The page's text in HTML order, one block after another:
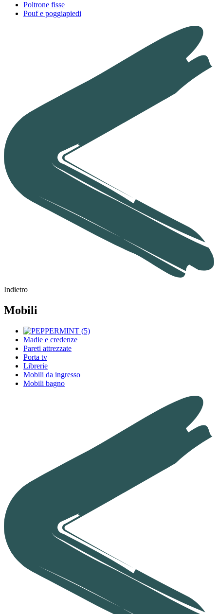
Poltrone fisse
Pouf e poggiapiedi
Indietro
Mobili
Madie e credenze
Pareti attrezzate
Porta tv
Librerie
Mobili da ingresso
Mobili bagno